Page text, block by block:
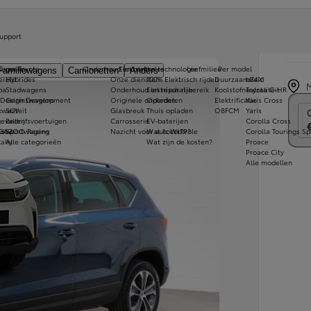
Camionetten
Anders
Hybrides
Stadwagens
Gezinswagens
SUV
Bedrijfsvoertuigen
Sportwagens
Alle categorieën
Per model
bZ4X
Toyota C-HR
Yaris Cross
Yaris
Corolla Cross
Corolla Tourings
Proace
Proace City
Alle modellen
Onderhoud en controles
Onze diensten
Onderhoud en reparatie
Originele onderdelen
Glasbreuk
Carrosserie
Nazicht voor autocontrole
Elektrische technologie
100% Elektrisch rijden
Elektrisch rijbereik
Opladen
Thuis opladen
EV-baterijen
Wat is WLTP?
Wat zijn de kosten?
van Toyota
Development
Racing
Leefmilieu
Duurzaamheid
Koolstofneutraliteit
Elektrificatie
OBFCM